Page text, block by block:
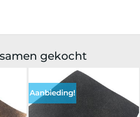
gekocht
Aanbieding!